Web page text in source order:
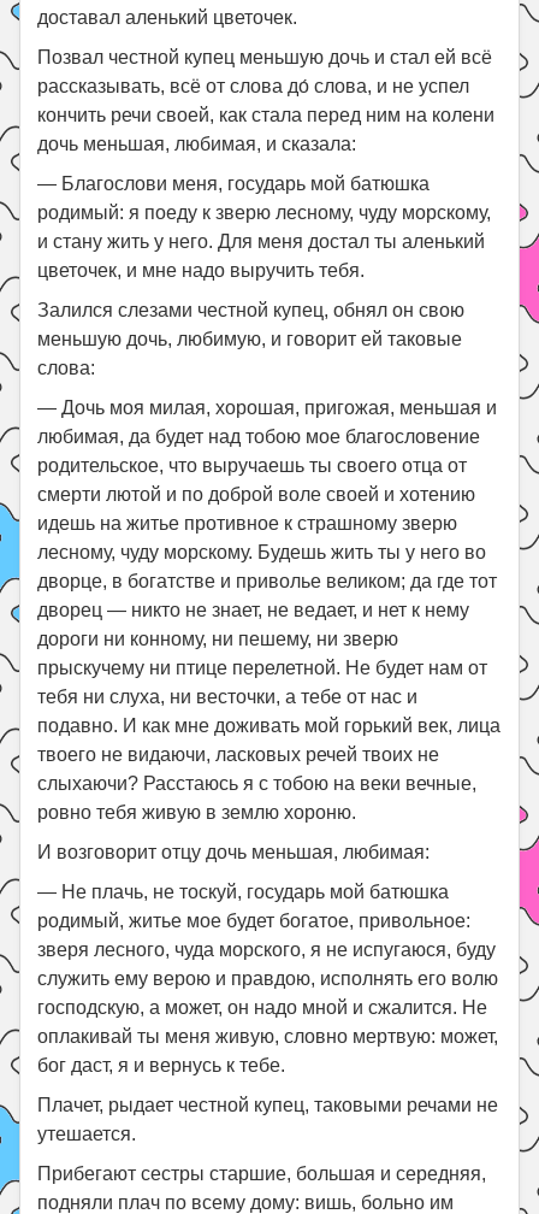
доставал аленький цветочек.
Позвал честной купец меньшую дочь и стал ей всё
рассказывать, всё от слова до́ слова, и не успел
кончить речи своей, как стала перед ним на колени
дочь меньшая, любимая, и сказала:
— Благослови меня, государь мой батюшка
родимый: я поеду к зверю лесному, чуду морскому,
и стану жить у него. Для меня достал ты аленький
цветочек, и мне надо выручить тебя.
Залился слезами честной купец, обнял он свою
меньшую дочь, любимую, и говорит ей таковые
слова:
— Дочь моя милая, хорошая, пригожая, меньшая и
любимая, да будет над тобою мое благословение
родительское, что выручаешь ты своего отца от
смерти лютой и по доброй воле своей и хотению
идешь на житье противное к страшному зверю
лесному, чуду морскому. Будешь жить ты у него во
дворце, в богатстве и приволье великом; да где тот
дворец — никто не знает, не ведает, и нет к нему
дороги ни конному, ни пешему, ни зверю
прыскучему ни птице перелетной. Не будет нам от
тебя ни слуха, ни весточки, а тебе от нас и
подавно. И как мне доживать мой горький век, лица
твоего не видаючи, ласковых речей твоих не
слыхаючи? Расстаюсь я с тобою на веки вечные,
ровно тебя живую в землю хороню.
И возговорит отцу дочь меньшая, любимая:
— Не плачь, не тоскуй, государь мой батюшка
родимый, житье мое будет богатое, привольное:
зверя лесного, чуда морского, я не испугаюся, буду
служить ему верою и правдою, исполнять его волю
господскую, а может, он надо мной и сжалится. Не
оплакивай ты меня живую, словно мертвую: может,
бог даст, я и вернусь к тебе.
Плачет, рыдает честной купец, таковыми речами не
утешается.
Прибегают сестры старшие, большая и середняя,
подняли плач по всему дому: вишь, больно им